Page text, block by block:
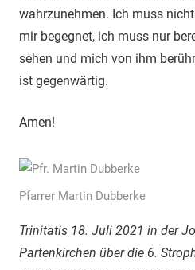
wahrzunehmen. Ich muss
mir begegnet, ich muss nur
sehen und mich von ihm
ist gegenwärtig.
Amen!
Pfarrer Martin Dubberke
Trinitatis 18. Juli 2021 in der
Partenkirchen über die 6.